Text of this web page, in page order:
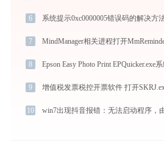
6 系统提示0xc0000005错误码的解决方
7
8
9
10